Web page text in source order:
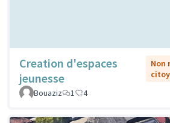
Creation d'espaces
jeunesse
Non
Bouaziz
1 4